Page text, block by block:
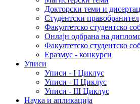
Докторски теми и
Студентски правобранител
Факултетско студентско
Онлајн одбрана на
Факултетско студентско
Еразмус - конкурси
Уписи
Уписи - I Циклус
Уписи - II Циклус
Уписи - III Циклус
Наука и апликација